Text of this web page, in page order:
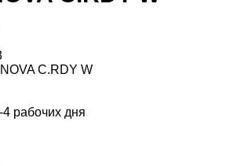
C.RDY W
4 рабочих дня